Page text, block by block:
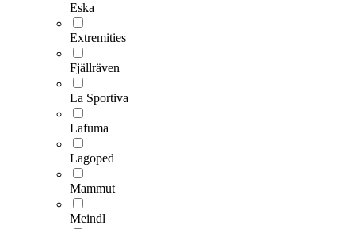
Eska
Extremities
Fjällräven
La Sportiva
Lafuma
Lagoped
Mammut
Meindl